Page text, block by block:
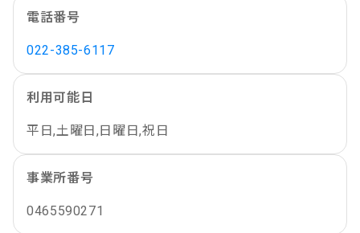
電話番号
022-385-6117
利用可能日
平日,土曜日,日曜日,祝日
事業所番号
0465590271